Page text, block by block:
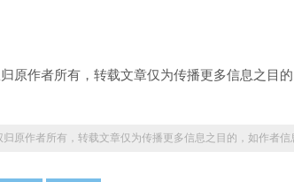
原作者所有，转载文章仅为传播更多信息之目
原作者所有，转载文章仅为传播更多信息之目的，如作者